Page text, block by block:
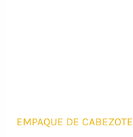
EMPAQUE DE CABEZOTE